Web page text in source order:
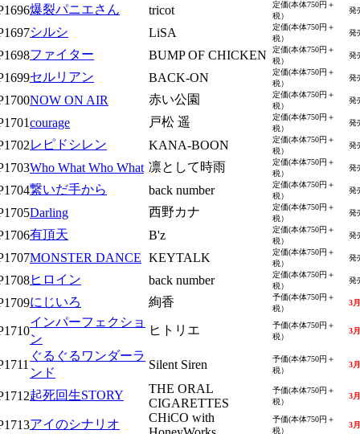
爆裂パニエさん tricot
定価(本体750円＋
税）
発
シルシ LiSA
定価(本体750円＋
税）
発
ファイター BUMP OF CHICKEN
定価(本体750円＋
税）
発
セルリアン BACK-ON
定価(本体750円＋
税）
発
NOW ON AIR 赤い公園
定価(本体750円＋
税）
発
courage 戸松 遥
定価(本体750円＋
税）
発
レピドシレン KANA-BOON
定価(本体750円＋
税）
発
Who What Who What 凛として時雨
定価(本体750円＋
税）
発
繋いだ手から back number
定価(本体750円＋
税）
発
Darling 西野カナ
定価(本体750円＋
税）
発
有頂天 B'z
定価(本体750円＋
税）
発
MONSTER DANCE KEYTALK
定価(本体750円＋
税）
発
ヒロイン back number
定価(本体750円＋
税）
発
にじいろ 絢香
予価(本体750円＋
税）
3
インパーフェクショ
ン
ヒトリエ
予価(本体750円＋
税）
3
ぐるぐるワンダーラ
ンド
Silent Siren
予価(本体750円＋
税）
3
起死回生STORY
THE ORAL
CIGARETTES
予価(本体750円＋
税）
3
アイのシナリオ
CHiCO with
予価(本体750円＋
税）
3